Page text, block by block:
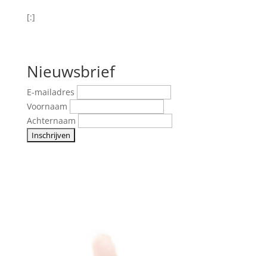
[:]
Nieuwsbrief
E-mailadres
Voornaam
Achternaam